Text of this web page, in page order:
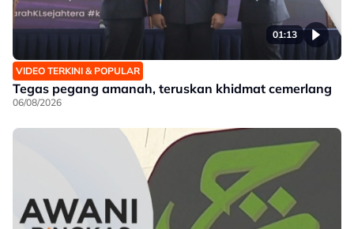
01:13
VIDEO TERKINI & POPULAR
Tegas pegang amanah, teruskan khidmat cemerlang
06/08/2026